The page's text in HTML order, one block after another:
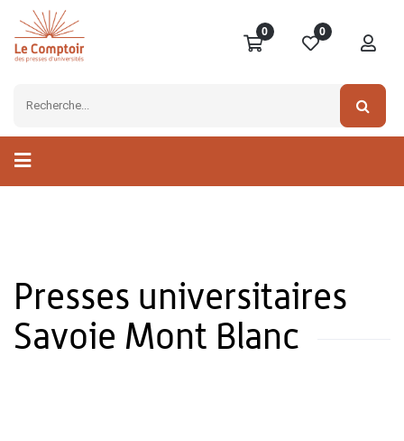
0 0
Presses universitaires
Savoie Mont Blanc